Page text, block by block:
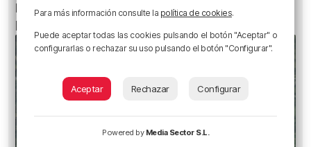
Euskadi registra 27 picaduras de carabela
portuguesa
Para más información consulte la política de cookies.
Puede aceptar todas las cookies pulsando el botón "Aceptar" o
configurarlas o rechazar su uso pulsando el botón "Configurar".
Aceptar Rechazar Configurar
Powered by Media Sector S.L.